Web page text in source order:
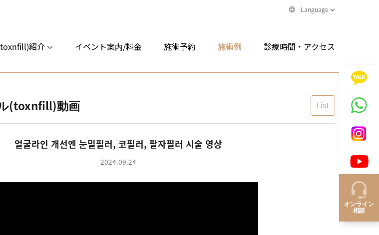
Language
紹介 イベント案内/料金 施術予約 施術例 診療時間・アクセス
(toxnfill)動画 List
얼굴라인 개선엔 눈밑필러, 코필러, 팔자필러 시술 영상
2024.09.24
オンライン
相談